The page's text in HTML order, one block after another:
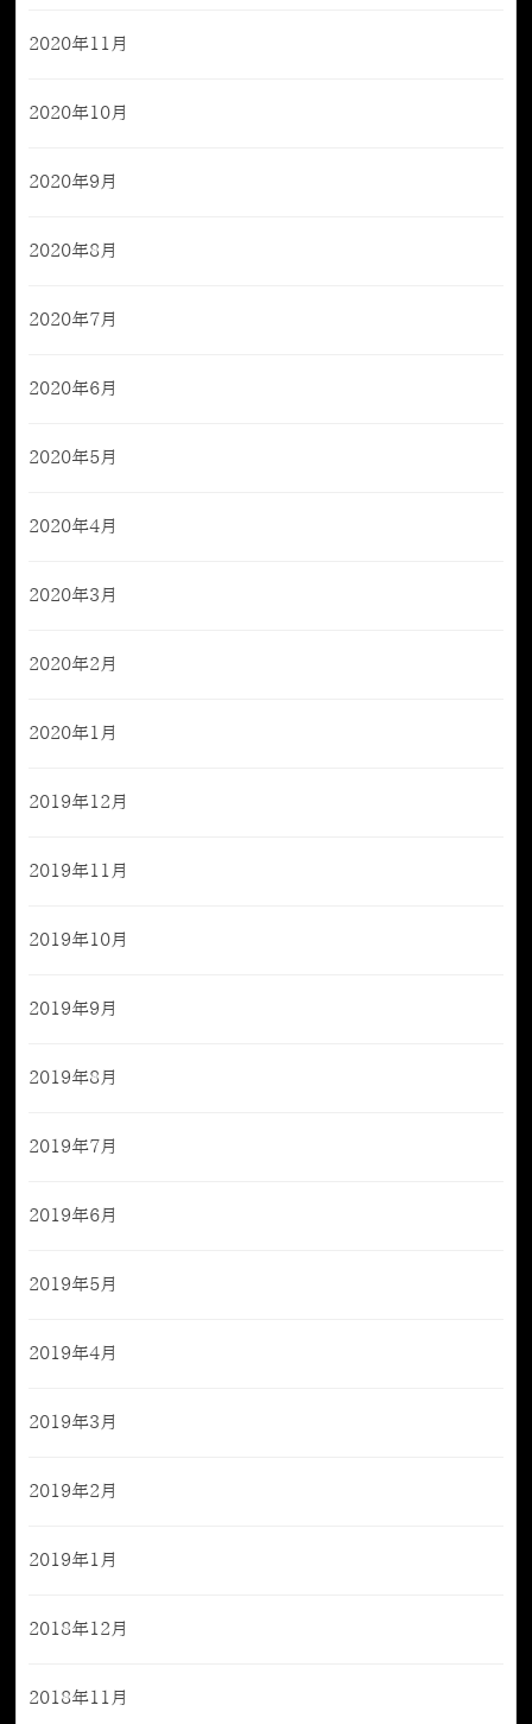
2020年11月
2020年10月
2020年9月
2020年8月
2020年7月
2020年6月
2020年5月
2020年4月
2020年3月
2020年2月
2020年1月
2019年12月
2019年11月
2019年10月
2019年9月
2019年8月
2019年7月
2019年6月
2019年5月
2019年4月
2019年3月
2019年2月
2019年1月
2018年12月
2018年11月